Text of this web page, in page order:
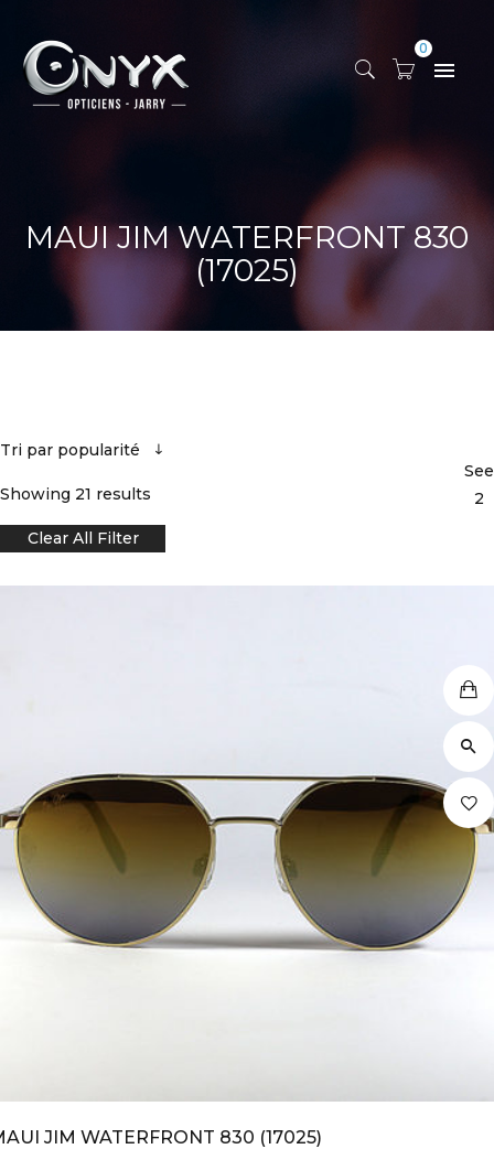
0
MAUI JIM WATERFRONT 830
(17025)
Tri par popularité
Showing 21 results
Clear All Filter
See
2
JIM WATERFRONT 830 (17025)